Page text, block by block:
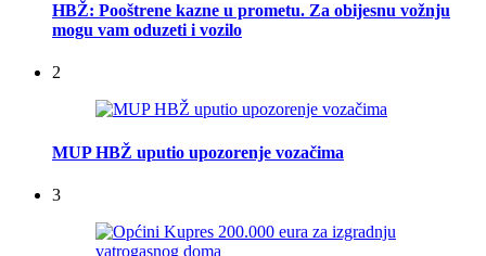
HBŽ: Pooštrene kazne u prometu. Za obijesnu vožnju
mogu vam oduzeti i vozilo
2
MUP HBŽ uputio upozorenje vozačima
3